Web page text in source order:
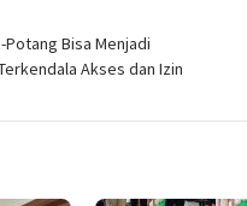
Bisa Menjadi
Akses dan Izin